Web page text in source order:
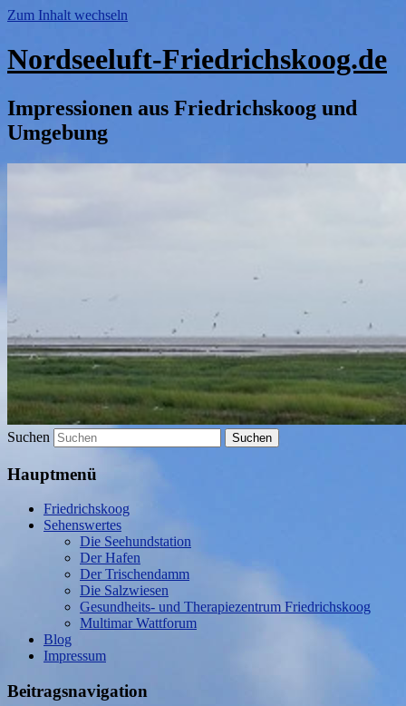
Zum Inhalt wechseln
Nordseeluft-Friedrichskoog.de
Impressionen aus Friedrichskoog und
Umgebung
Suchen
Hauptmenü
Friedrichskoog
Sehenswertes
Die Seehundstation
Der Hafen
Der Trischendamm
Die Salzwiesen
Gesundheits- und Therapiezentrum Friedrichskoog
Multimar Wattforum
Blog
Impressum
Beitragsnavigation